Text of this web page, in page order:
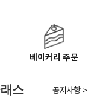
베이커리 주문
스 공지사항 >